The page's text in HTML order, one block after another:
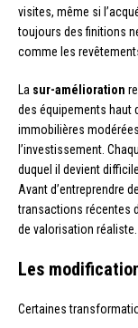
visites, même si
toujours des finitions
comme les
La sur-amélioration
des équipements haut
immobilières
l’investissement.
duquel il devient
Avant d’entreprendre
transactions récentes
de valorisation réaliste.
Les
Certaines